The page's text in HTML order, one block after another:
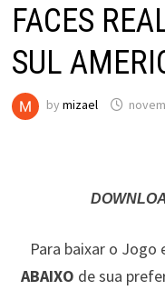
FACES
SUL
by mizael
Para baixar o Jogo
ABAIXO de sua